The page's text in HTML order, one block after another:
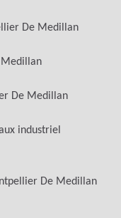
De Medillan
De Medillan
industriel
De Medillan